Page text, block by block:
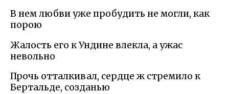
В нем любви уже пробудить не могли, как
порою
Жалость его к Ундине влекла, а ужас
невольно
Прочь отталкивал, сердце ж стремило к
Бертальде, созданью